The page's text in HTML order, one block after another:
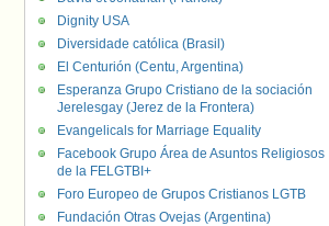
Dignity USA
Diversidade católica (Brasil)
El Centurión (Centu, Argentina)
Esperanza Grupo Cristiano de la sociación
Jerelesgay (Jerez de la Frontera)
Evangelicals for Marriage Equality
Facebook Grupo Área de Asuntos Religiosos
de la FELGTBI+
Foro Europeo de Grupos Cristianos LGTB
Fundación Otras Ovejas (Argentina)